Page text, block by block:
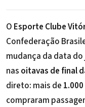
O Esporte Clube
Confederação
mudança da data
nas oitavas de final
direto: mais de
compraram